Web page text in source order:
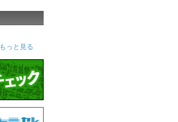
もっと見る